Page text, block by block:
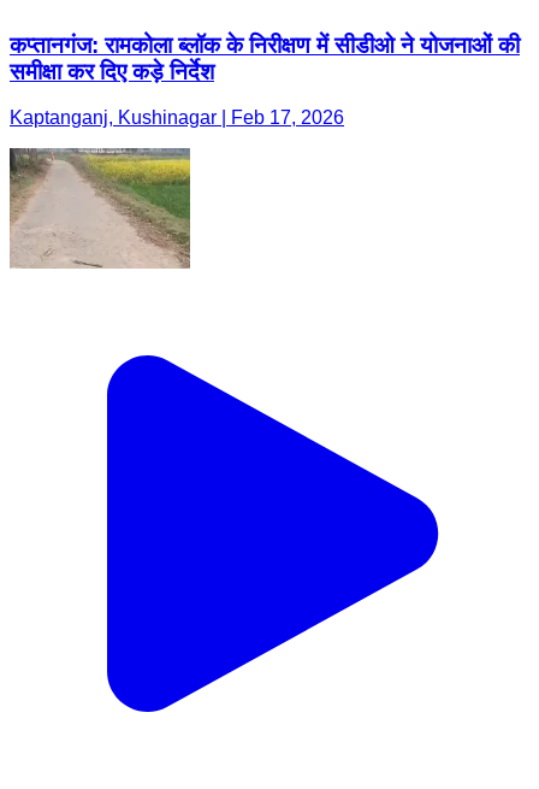
कप्तानगंज: रामकोला ब्लॉक के निरीक्षण में सीडीओ ने योजनाओं की
समीक्षा कर दिए कड़े निर्देश
Kaptanganj, Kushinagar | Feb 17, 2026